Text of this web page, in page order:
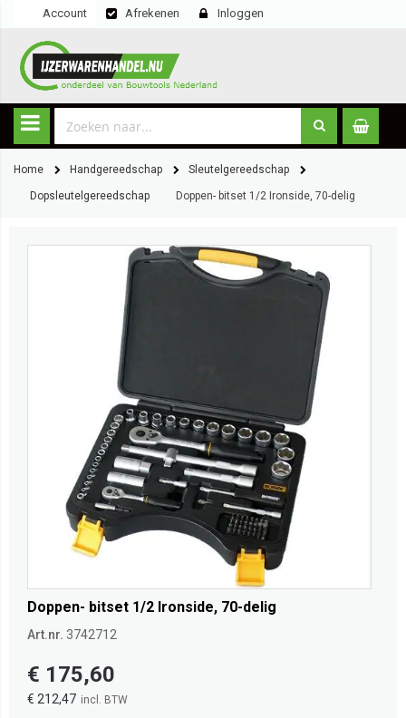
Account Afrekenen Inloggen
Home Handgereedschap Sleutelgereedschap
Dopsleutelgereedschap Doppen- bitset 1/2 Ironside, 70-delig
Doppen- bitset 1/2 Ironside, 70-delig
Art.nr. 3742712
€ 212,47
€ 175,60